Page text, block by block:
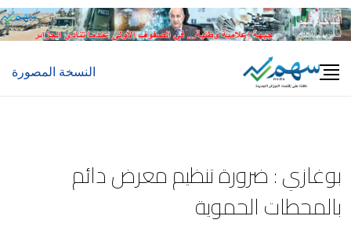
Skip
to
النسخة المصورة
بوغازي : ضرورة تنظيم معرض دائم
بالمحطات الحموية